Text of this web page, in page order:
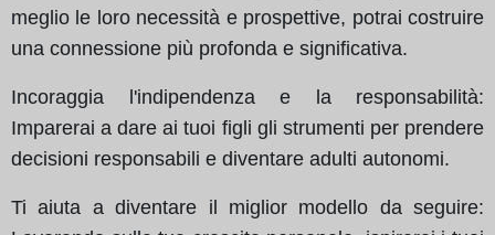
meglio le loro necessità e prospettive, potrai costruire
una connessione più profonda e significativa.
Incoraggia l'indipendenza e la responsabilità:
Imparerai a dare ai tuoi figli gli strumenti per prendere
decisioni responsabili e diventare adulti autonomi.
Ti aiuta a diventare il miglior modello da seguire: